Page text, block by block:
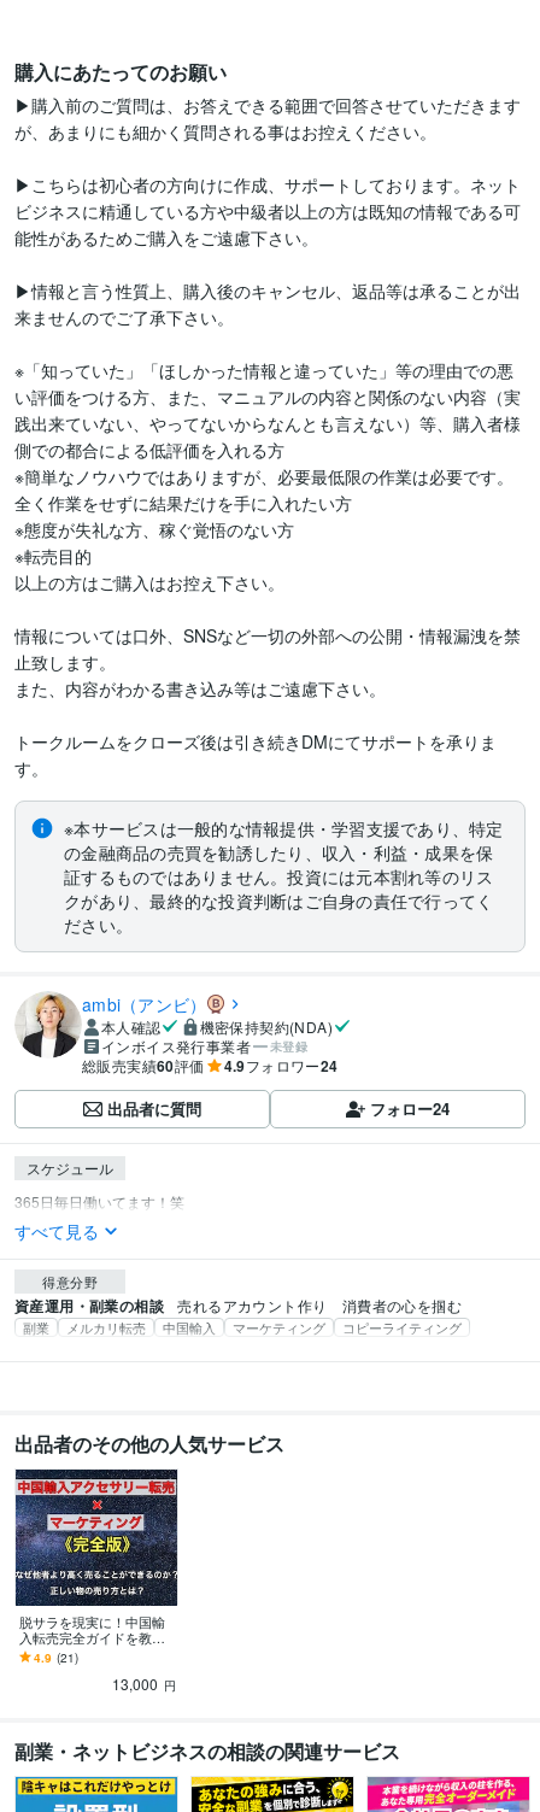
購入にあたってのお願い
▶購入前のご質問は、お答えできる範囲で回答させていただきます
が、あまりにも細かく質問される事はお控えください。
▶こちらは初心者の方向けに作成、サポートしております。ネット
ビジネスに精通している方や中級者以上の方は既知の情報である可
能性があるためご購入をご遠慮下さい。
▶情報と言う性質上、購入後のキャンセル、返品等は承ることが出
来ませんのでご了承下さい。
※「知っていた」「ほしかった情報と違っていた」等の理由での悪
い評価をつける方、また、マニュアルの内容と関係のない内容（実
践出来ていない、やってないからなんとも言えない）等、購入者様
側での都合による低評価を入れる方
※簡単なノウハウではありますが、必要最低限の作業は必要です。
全く作業をせずに結果だけを手に入れたい方
※態度が失礼な方、稼ぐ覚悟のない方
※転売目的
以上の方はご購入はお控え下さい。
情報については口外、SNSなど一切の外部への公開・情報漏洩を禁
止致します。
また、内容がわかる書き込み等はご遠慮下さい。
トークルームをクローズ後は引き続きDMにてサポートを承りま
す。
※本サービスは一般的な情報提供・学習支援であり、特定
の金融商品の売買を勧誘したり、収入・利益・成果を保
証するものではありません。投資には元本割れ等のリス
クがあり、最終的な投資判断はご自身の責任で行ってく
ださい。
ambi（アンビ）
本人確認
機密保持契約(NDA)
インボイス発行事業者
未登録
総販売実績60評価 4.9フォロワー24
出品者に質問 フォロー24
スケジュール
すべて見る
得意分野
資産運用・副業の相談 売れるアカウント作り　消費者の心を掴む
副業 メルカリ転売 中国輸入 マーケティング コピーライティング
出品者のその他の人気サービス
脱サラを現実に！中国輸
入転売完全ガイドを教え
ます 脱・会社依存！収入
源をもう一つ持つ
4.9 (21)
13,000 円
副業・ネットビジネスの相談の関連サービス